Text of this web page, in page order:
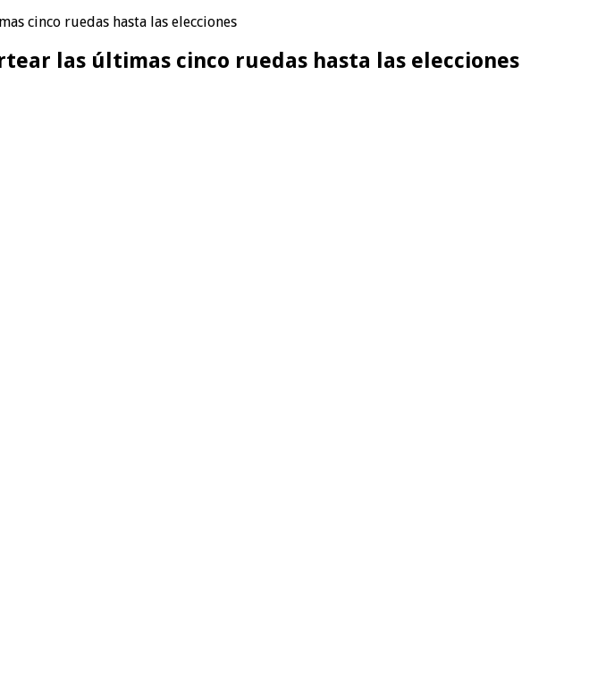
cinco ruedas hasta las elecciones
las últimas cinco ruedas hasta las elecciones